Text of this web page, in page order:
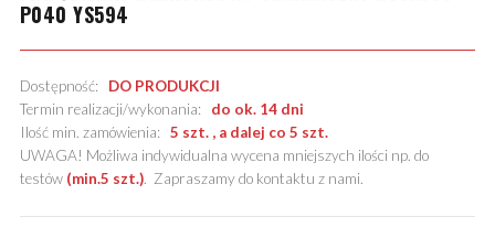
P040 YS594
Dostępność: DO PRODUKCJI
Termin realizacji/wykonania: do ok. 14 dni
Ilość min. zamówienia: 5 szt. , a dalej co 5 szt.
UWAGA! Możliwa indywidualna wycena mniejszych ilości np. do
testów (min.5 szt.). Zapraszamy do kontaktu z nami.